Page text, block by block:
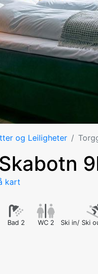
og Leiligheter
kart
Bad 2 WC 2 Ski in/ Ski